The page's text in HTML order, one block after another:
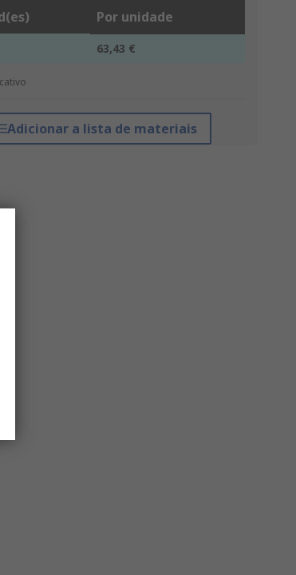
Por unidade
63,43 €
Adicionar a lista de materiais